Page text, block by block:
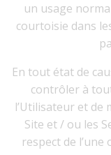
un usage
courtoisie dans
En tout état de
contrôler à
l’Utilisateur et de
Site et / ou les
respect de l’une